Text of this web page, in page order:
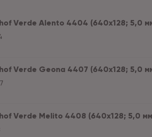
Verde Alento 4404 (640х128; 5,0
Verde Geona 4407 (640х128; 5,0
Verde Melito 4408 (640х128; 5,0